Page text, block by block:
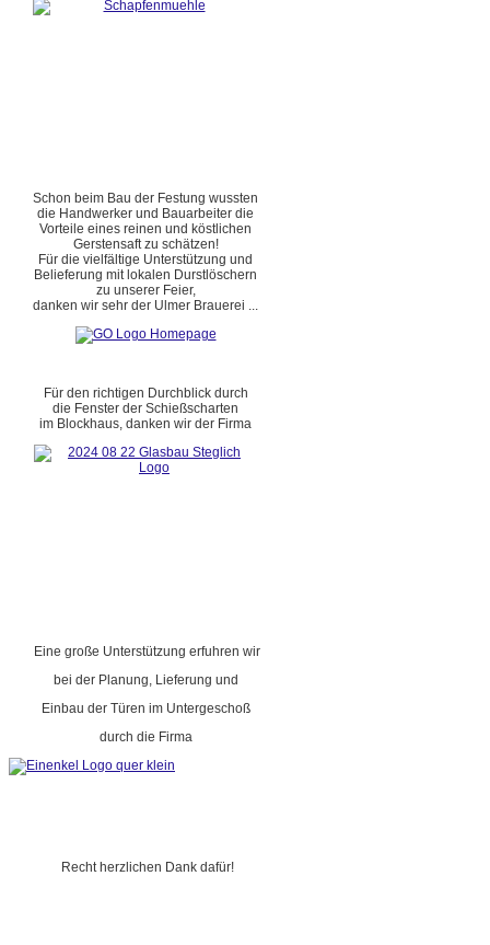
Schon beim Bau der Festung wussten
die Handwerker und Bauarbeiter die
Vorteile eines reinen und köstlichen
Gerstensaft zu schätzen!
Für die vielfältige Unterstützung und
Belieferung mit lokalen Durstlöschern
zu unserer Feier,
danken wir sehr der Ulmer Brauerei ...
Für den richtigen Durchblick durch
die Fenster der Schießscharten
im Blockhaus, danken wir der Firma
Eine große Unterstützung erfuhren wir
bei der Planung, Lieferung und
Einbau der Türen im Untergeschoß
durch die Firma
Recht herzlichen Dank dafür!